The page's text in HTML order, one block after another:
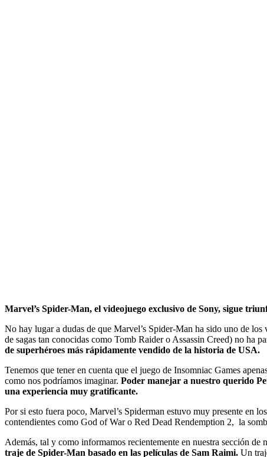
Marvel’s Spider-Man, el videojuego exclusivo de Sony, sigue
No hay lugar a dudas de que Marvel’s Spider-Man ha sido uno de
de sagas tan conocidas como Tomb Raider o Assassin Creed) no ha
de superhéroes más rápidamente vendido de la historia de USA.
Tenemos que tener en cuenta que el juego de Insomniac Games
como nos podríamos imaginar. Poder manejar a nuestro querido
una experiencia muy gratificante.
Por si esto fuera poco, Marvel’s Spiderman estuvo muy presente en
contendientes como God of War o Red Dead Rendemption 2, la
Además, tal y como informamos recientemente en nuestra sección de
traje de Spider-Man basado en las películas de Sam Raimi. Un